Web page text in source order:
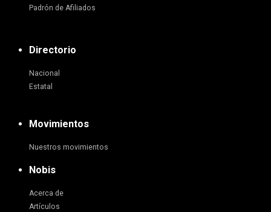
Padrón de Afiliados
Directorio
Nacional
Estatal
Movimientos
Nuestros movimientos
Nobis
Acerca de
Artículos